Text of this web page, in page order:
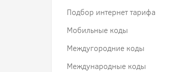
Подбор интернет тарифа
Мобильные коды
Междугородние коды
Международные коды